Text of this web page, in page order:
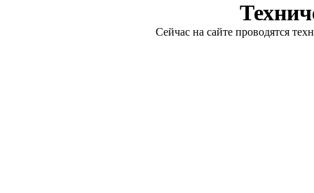
Сейчас на сайте проводятся